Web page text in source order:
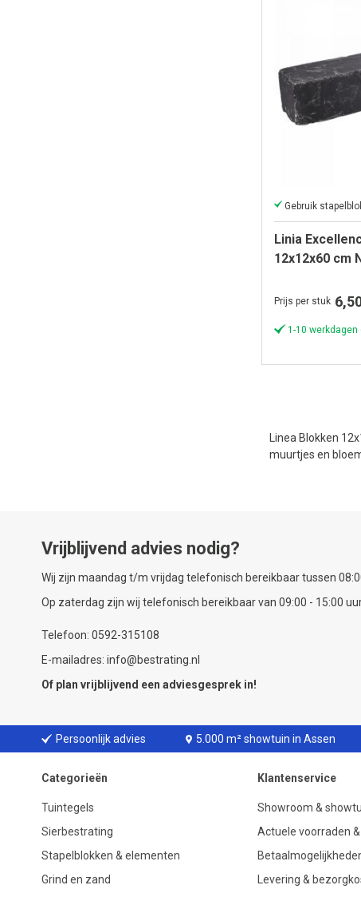
Linia
12x12x60 cm
Prijs per stuk
1-10
Linea Blokken
muurtjes en
Vrijblijvend advies nodig?
Wij zijn maandag t/m vrijdag telefonisch bereikbaar tussen
Op zaterdag zijn wij telefonisch bereikbaar van 09:00 - 15:00
Telefoon: 0592-315108
E-mailadres: info@bestrating.nl
Of plan vrijblijvend een adviesgesprek in!
Persoonlijk advies 5.000 m² showtuin in Assen
Categorieën
Tuintegels
Sierbestrating
Stapelblokken & elementen
Grind en zand
Klantenservice
Showroom &
Actuele voorraden
Levering &